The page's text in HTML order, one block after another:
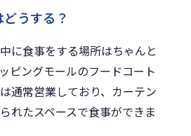
うする？
に食事をする場所はちゃんと
ピングモールのフードコート
通常営業しており、カーテン
れたスペースで食事ができま